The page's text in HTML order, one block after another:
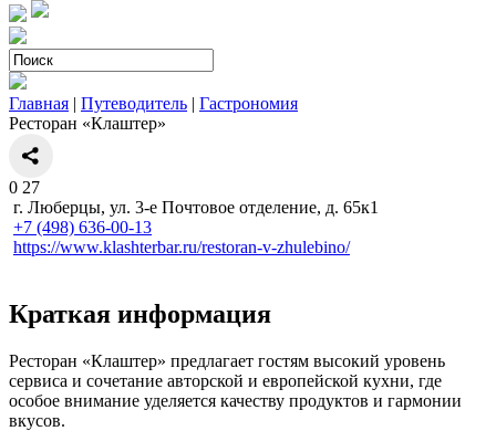
Главная | Путеводитель | Гастрономия
Ресторан «Клаштер»
0 27
г. Люберцы, ул. 3-е Почтовое отделение, д. 65к1
+7 (498) 636-00-13
https://www.klashterbar.ru/restoran-v-zhulebino/
Краткая информация
Ресторан «Клаштер» предлагает гостям высокий уровень
сервиса и сочетание авторской и европейской кухни, где
особое внимание уделяется качеству продуктов и гармонии
вкусов.